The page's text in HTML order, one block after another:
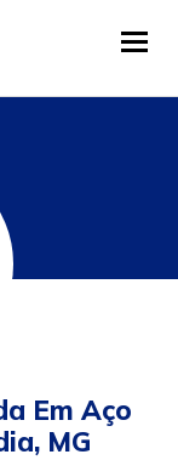
Em Aço
MG